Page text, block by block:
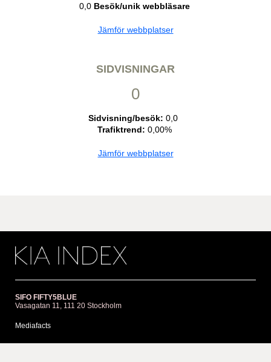
0,0 Besök/unik webbläsare
Jämför webbplatser
SIDVISNINGAR
0
Sidvisning/besök: 0,0
Trafiktrend: 0,00%
Jämför webbplatser
SIFO FIFTY5BLUE
Vasagatan 11, 111 20 Stockholm
Mediafacts